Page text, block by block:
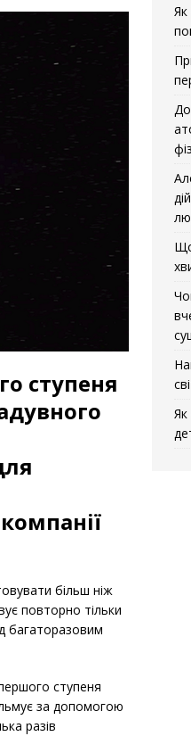
ступеня
більш ніж
повторно тільки
багаторазовим
ступеня
за допомогою
разів
Як
Як